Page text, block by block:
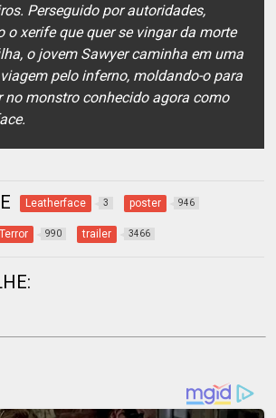
Perseguido por autoridades,
o xerife que quer se vingar da morte
o jovem Sawyer caminha em uma
pelo inferno, moldando-o para
no monstro conhecido agora como
Leatherface 3 poster 946
Terror 990 trailer 3466